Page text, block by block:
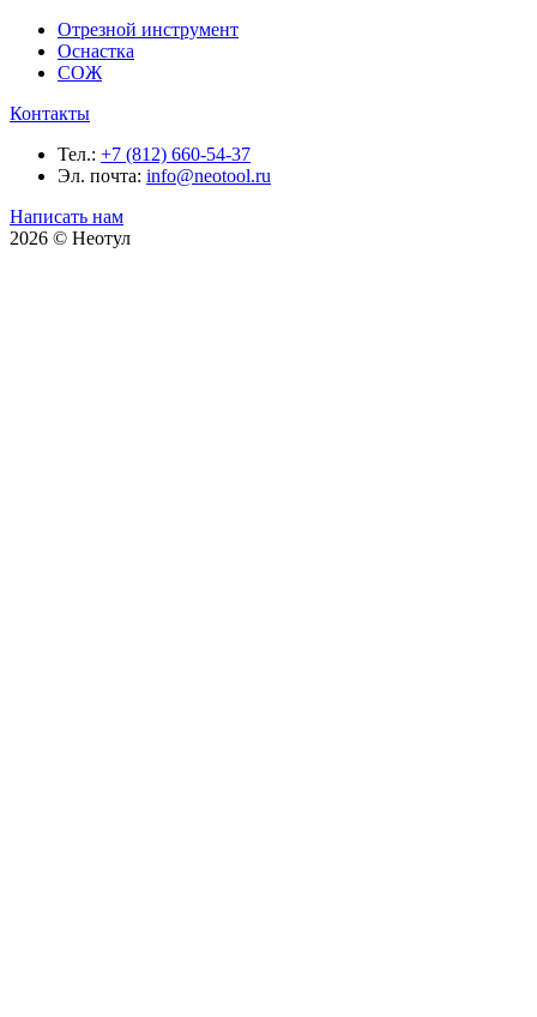
Отрезной инструмент
Оснастка
СОЖ
Контакты
Тел.: +7 (812) 660-54-37
Эл. почта: info@neotool.ru
Написать нам
2026 © Неотул